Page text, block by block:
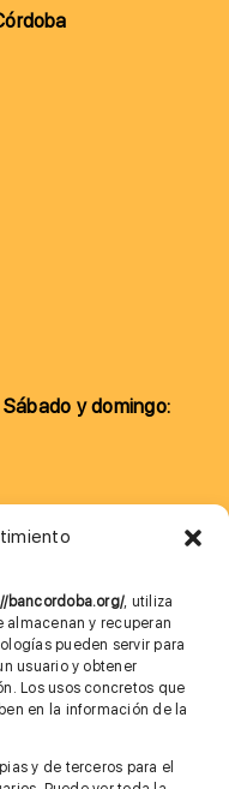
bancordoba.org/, utiliza
almacenan y recuperan
pueden servir para
usuario y obtener
Los usos concretos que
en la información de la
y de terceros para el
Sábado y domingo: